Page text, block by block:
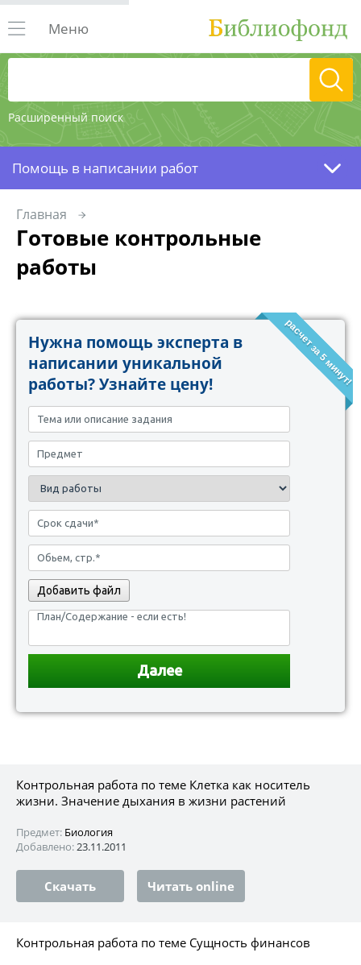
Расширенный поиск
Меню
Помощь в написании работ
Главная
Готовые контрольные
работы
расчет за 5 минут!
Нужна помощь эксперта в
написании уникальной
работы? Узнайте цену!
Добавить файл
Контрольная работа по теме Клетка как носитель
жизни. Значение дыхания в жизни растений
Предмет: Биология
Добавлено:23.11.2011
Скачать Читать online
Контрольная работа по теме Сущность финансов